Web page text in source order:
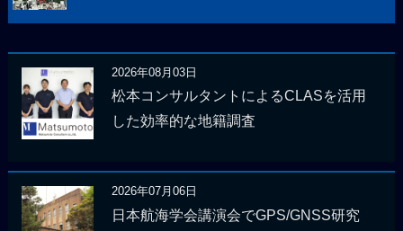
2026年08月03日
松本コンサルタントによるCLASを活用
した効率的な地籍調査
2026年07月06日
日本航海学会講演会でGPS/GNSS研究